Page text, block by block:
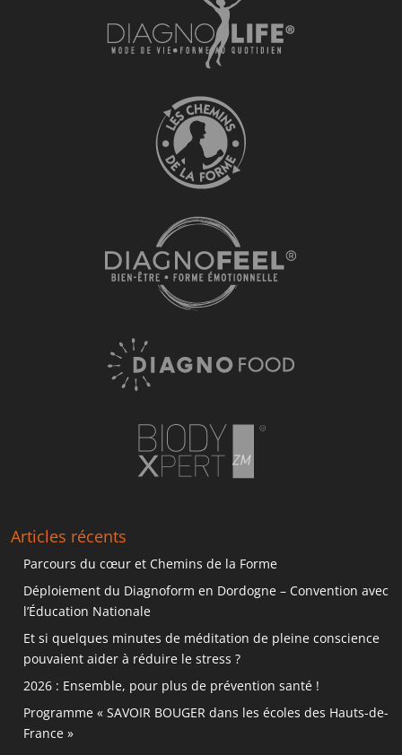
Articles récents
Parcours du cœur et Chemins de la Forme
Déploiement du Diagnoform en Dordogne – Convention avec
l’Éducation Nationale
Et si quelques minutes de méditation de pleine conscience
pouvaient aider à réduire le stress ?
2026 : Ensemble, pour plus de prévention santé !
Programme « SAVOIR BOUGER dans les écoles des Hauts-de-
France »